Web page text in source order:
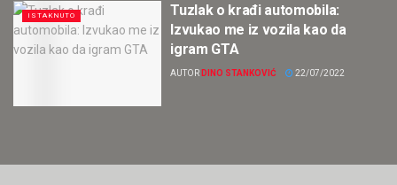
ISTAKNUTO
Tuzlak o krađi automobila:
Izvukao me iz vozila kao da
igram GTA
AUTOR DINO STANKOVIĆ 22/07/2022